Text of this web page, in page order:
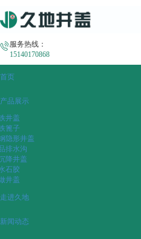
服务热线：
15140170868
首页
产品展示
井盖
篦子
隐形井盖
排水沟
降井盖
石胶
井盖
走进久地
新闻动态